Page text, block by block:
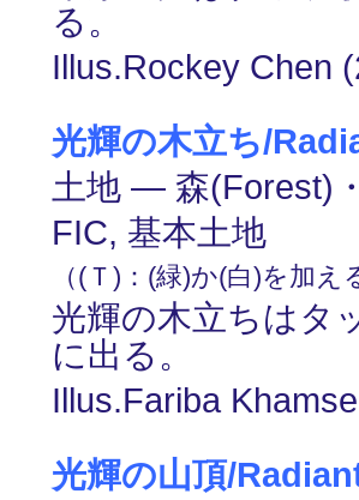
る。
Illus.Rockey Chen
光輝の木立ち/
土地 ― 森(Forest)
FIC, 基本土地
（(Ｔ)：(緑)か(白)を加え
光輝の木立ちはタ
に出る。
Illus.Fariba
光輝の山頂/